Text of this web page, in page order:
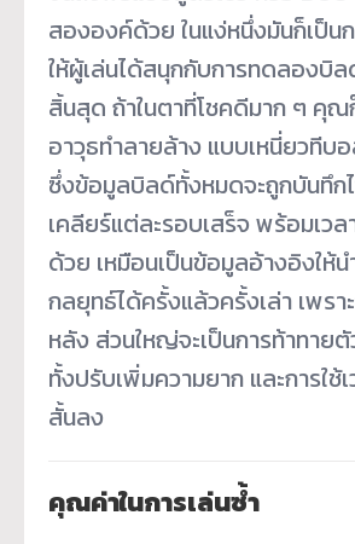
สององค์ด้วย ในแง่หนึ่งมันก็เป็น
ให้ผู้เล่นได้สนุกกับการทดลองบิล
สิ้นสุด ถ้าในตาที่โชคดีมาก ๆ คุ
อาวุธทำลายล้าง แบบเหนี่ยวทีบ
ซึ่งข้อมูลบิลด์ทั้งหมดจะถูกบันทึ
เคลียร์แต่ละรอบเสร็จ พร้อมเวล
ด้วย เหมือนเป็นข้อมูลอ้างอิงให้
กลยุทธ์ได้ครั้งแล้วครั้งเล่า เพรา
หลัง ส่วนใหญ่จะเป็นการท้าทายตั
ทั้งปรับเพิ่มความยาก และการใช้
สั้นลง
คุณค่าในการเล่นซ้ำ